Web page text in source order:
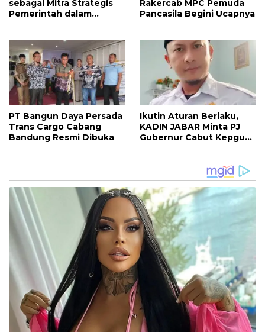
sebagai Mitra Strategis
Pemerintah dalam
Rakercab MPC Pemuda
Pancasila Begini Ucapnya
PT Bangun Daya Persada
Trans Cargo Cabang
Bandung Resmi Dibuka
Ikutin Aturan Berlaku,
KADIN JABAR Minta PJ
Gubernur Cabut Kepgub